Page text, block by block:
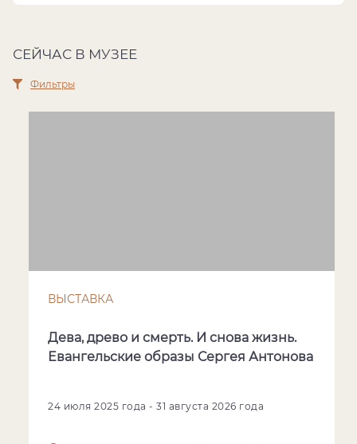
СЕЙЧАС В МУЗЕЕ
Фильтры
ВЫСТАВКА
Дева, древо и смерть. И снова жизнь.
Евангельские образы Сергея Антонова
24 июля 2025 года - 31 августа 2026 года